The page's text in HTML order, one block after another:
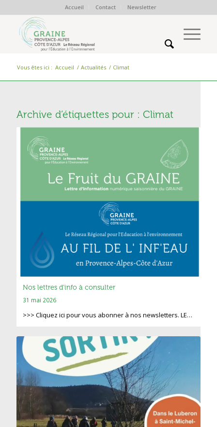
Accueil Contact Newsletter
Vous êtes ici : Accueil / Actualités / Climat
Archive d’étiquettes pour : Climat
Nos lettres d’info à consulter
31 mai 2026
>>> Cliquez ici pour vous abonner à nos newsletters. LE…